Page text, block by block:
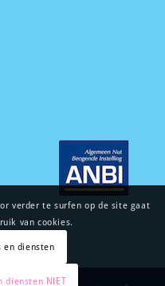
verder te surfen op de site gaat
van cookies.
en diensten
diensten NIET